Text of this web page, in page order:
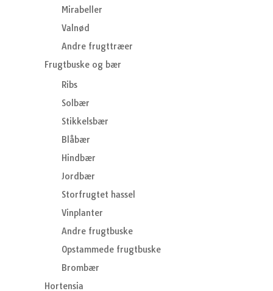
Mirabeller
Valnød
Andre frugttræer
Frugtbuske og bær
Ribs
Solbær
Stikkelsbær
Blåbær
Hindbær
Jordbær
Storfrugtet hassel
Vinplanter
Andre frugtbuske
Opstammede frugtbuske
Brombær
Hortensia